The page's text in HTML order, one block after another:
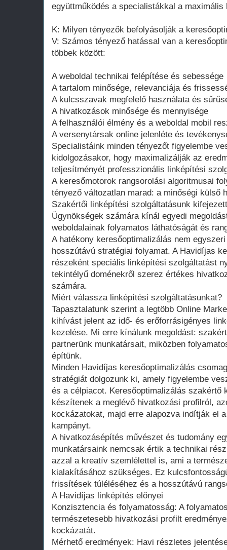
együttműködés a specialistákkal a maximális
K: Milyen tényezők befolyásolják a
V: Számos tényező hatással van a
többek között:
A weboldal technikai felépítése és sebessége
A tartalom minősége, relevanciája és
A kulcsszavak megfelelő használata és
A hivatkozások minősége és mennyisége
A felhasználói élmény és a weboldal mobil
A versenytársak online jelenléte és
Specialistáink minden tényezőt figyelembe
kidolgozásakor, hogy maximalizálják az
teljesítményét professzionális linképítési
A keresőmotorok rangsorolási algoritmusai
tényező változatlan marad: a minőségi külső
Szakértői linképítési szolgáltatásunk
Ügynökségek számára kínál egyedi
weboldalainak folyamatos láthatóságát és
A hatékony keresőoptimalizálás nem
hosszútávú stratégiai folyamat. A Havidíjas
részeként speciális linképítési szolgáltatást
tekintélyű doménekről szerez értékes
számára.
Miért válassza linképítési szolgáltatásunkat?
Tapasztalatunk szerint a legtöbb Online
kihívást jelent az idő- és erőforrásigényes
kezelése. Mi erre kínálunk megoldást:
partnerünk munkatársait, miközben
építünk.
Minden Havidíjas keresőoptimalizálás
stratégiát dolgozunk ki, amely figyelembe
és a célpiacot. Keresőoptimalizálás szakértő
készítenek a meglévő hivatkozási profilról,
kockázatokat, majd erre alapozva indítják el
kampányt.
A hivatkozásépítés művészet és tudomány
munkatársaink nemcsak értik a technikai
azzal a kreatív szemlélettel is, ami a
kialakításához szükséges. Ez
frissítések túléléséhez és a hosszútávú
A Havidíjas linképítés előnyei
Konzisztencia és folyamatosság: A
természetesebb hivatkozási profilt
kockázatát.
Mérhető eredmények: Havi részletes